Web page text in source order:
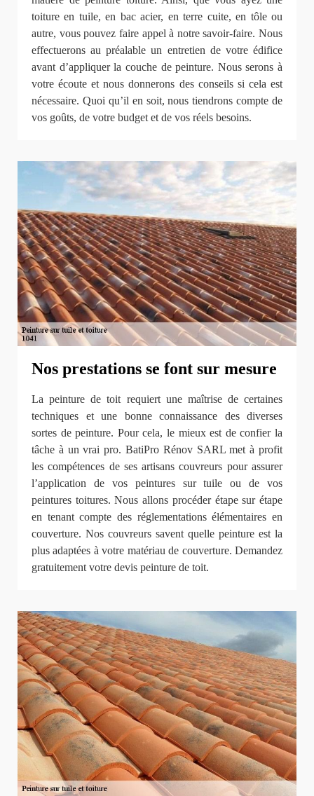
toiture en tuile, en bac acier, en terre cuite, en tôle ou
autre, vous pouvez faire appel à notre savoir-faire. Nous
effectuerons au préalable un entretien de votre édifice
avant d’appliquer la couche de peinture. Nous serons à
votre écoute et nous donnerons des conseils si cela est
nécessaire. Quoi qu’il en soit, nous tiendrons compte de
vos goûts, de votre budget et de vos réels besoins.
Nos prestations se font sur mesure
La peinture de toit requiert une maîtrise de certaines
techniques et une bonne connaissance des diverses
sortes de peinture. Pour cela, le mieux est de confier la
tâche à un vrai pro. BatiPro Rénov SARL met à profit
les compétences de ses artisans couvreurs pour assurer
l’application de vos peintures sur tuile ou de vos
peintures toitures. Nous allons procéder étape sur étape
en tenant compte des réglementations élémentaires en
couverture. Nos couvreurs savent quelle peinture est la
plus adaptées à votre matériau de couverture. Demandez
gratuitement votre devis peinture de toit.